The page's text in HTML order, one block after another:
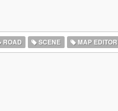
ROAD SCENE MAP EDITOR